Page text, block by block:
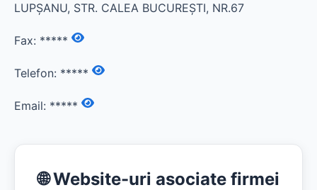
LUPŞANU, STR. CALEA BUCUREŞTI, NR.67
Fax: *****
Telefon: *****
Email: *****
🌐 Website-uri asociate firmei